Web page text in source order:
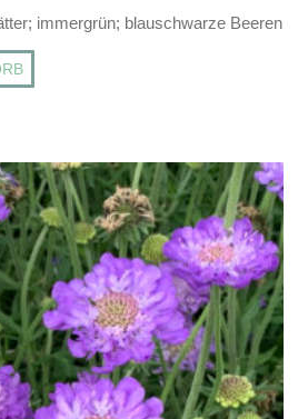
immergrün; blauschwarze Beeren